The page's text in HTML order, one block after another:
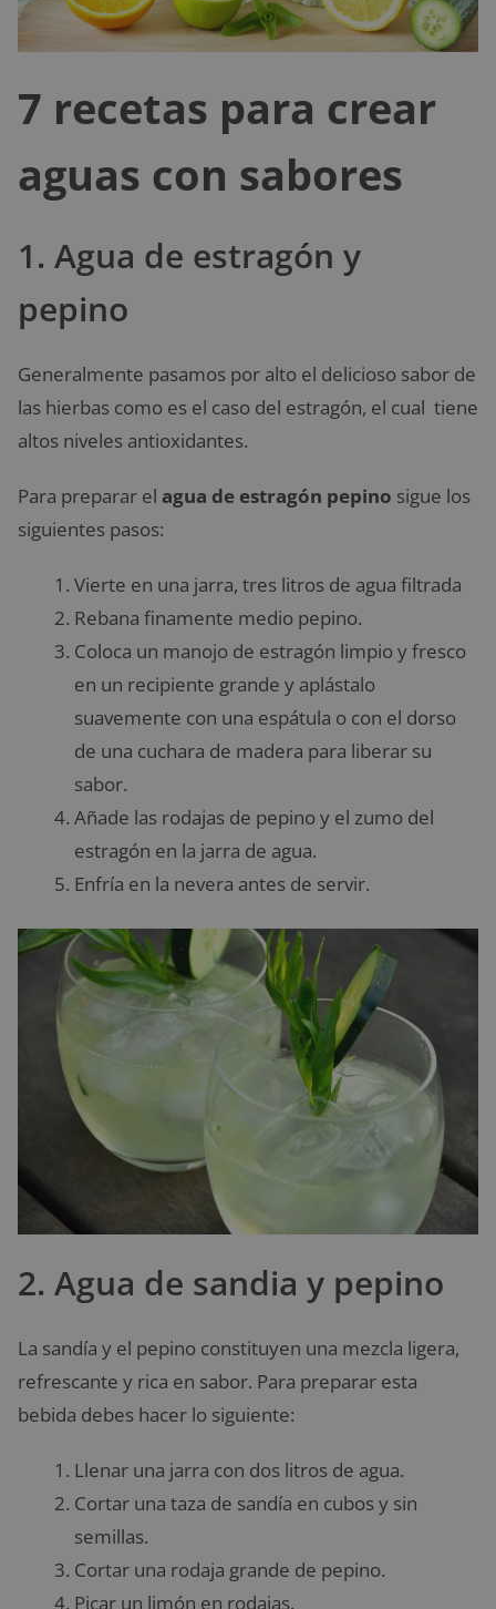
7 recetas para crear
aguas con sabores
1. Agua de estragón y
pepino
Generalmente pasamos por alto el delicioso sabor de
las hierbas como es el caso del estragón, el cual tiene
altos niveles antioxidantes.
Para preparar el agua de estragón pepino sigue los
siguientes pasos:
Vierte en una jarra, tres litros de agua filtrada
Rebana finamente medio pepino.
Coloca un manojo de estragón limpio y fresco
en un recipiente grande y aplástalo
suavemente con una espátula o con el dorso
de una cuchara de madera para liberar su
sabor.
Añade las rodajas de pepino y el zumo del
estragón en la jarra de agua.
Enfría en la nevera antes de servir.
2. Agua de sandia y pepino
La sandía y el pepino constituyen una mezcla ligera,
refrescante y rica en sabor. Para preparar esta
bebida debes hacer lo siguiente:
Llenar una jarra con dos litros de agua.
Cortar una taza de sandía en cubos y sin
semillas.
Cortar una rodaja grande de pepino.
Picar un limón en rodajas.